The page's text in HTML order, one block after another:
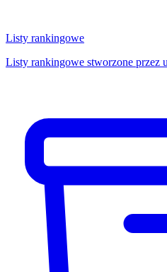
Listy rankingowe
Listy rankingowe stworzone przez